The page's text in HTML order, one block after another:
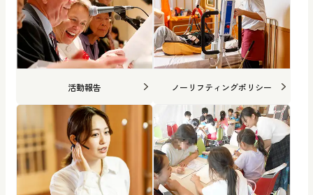
活動報告 ノーリフティングポリシー